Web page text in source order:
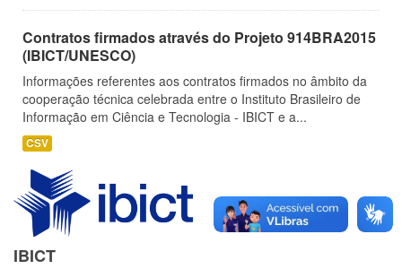
Contratos firmados através do Projeto 914BRA2015
(IBICT/UNESCO)
Informações referentes aos contratos firmados no âmbito da
cooperação técnica celebrada entre o Instituto Brasileiro de
Informação em Ciência e Tecnologia - IBICT e a...
CSV
IBICT